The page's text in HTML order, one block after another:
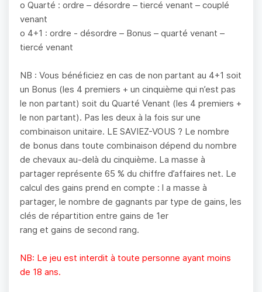
o Quarté : ordre – désordre – tiercé venant – couplé
venant
o 4+1 : ordre - désordre – Bonus – quarté venant –
tiercé venant
NB : Vous bénéficiez en cas de non partant au 4+1 soit
un Bonus (les 4 premiers + un cinquième qui n’est pas
le non partant) soit du Quarté Venant (les 4 premiers +
le non partant). Pas les deux à la fois sur une
combinaison unitaire. LE SAVIEZ-VOUS ? Le nombre
de bonus dans toute combinaison dépend du nombre
de chevaux au-delà du cinquième. La masse à
partager représente 65 % du chiffre d’affaires net. Le
calcul des gains prend en compte : l a masse à
partager, le nombre de gagnants par type de gains, les
clés de répartition entre gains de 1er
rang et gains de second rang.
NB: Le jeu est interdit à toute personne ayant moins
de 18 ans.